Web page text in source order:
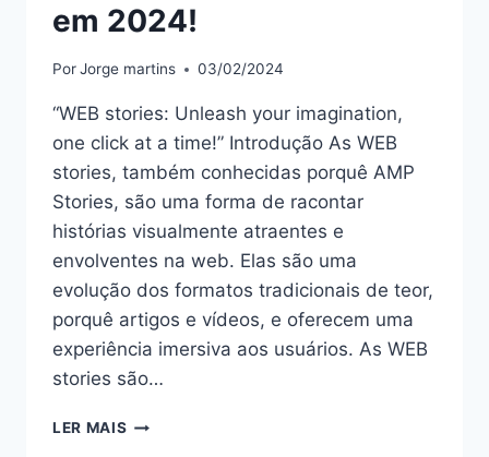
em 2024!
PorJorge martins 03/02/2024
“WEB stories: Unleash your imagination,
one click at a time!” Introdução As WEB
stories, também conhecidas porquê AMP
Stories, são uma forma de racontar
histórias visualmente atraentes e
envolventes na web. Elas são uma
evolução dos formatos tradicionais de teor,
porquê artigos e vídeos, e oferecem uma
experiência imersiva aos usuários. As WEB
stories são…
LER MAIS DESVENDE